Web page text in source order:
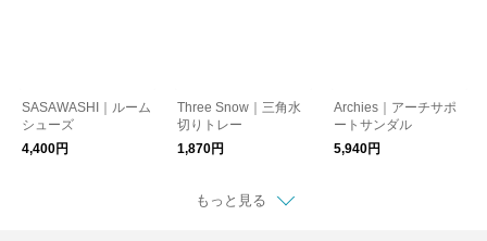
SASAWASHI｜ルーム
シューズ
4,400円
Three Snow｜三角水
切りトレー
1,870円
Archies｜アーチサポ
ートサンダル
5,940円
もっと見る